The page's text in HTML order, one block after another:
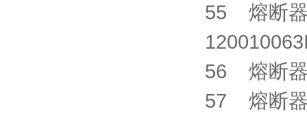
55 熔断器
56 熔断
57 熔断